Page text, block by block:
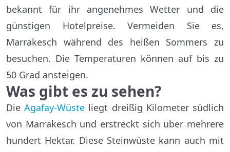
bekannt für ihr angenehmes Wetter und die
günstigen Hotelpreise. Vermeiden Sie es,
Marrakesch während des heißen Sommers zu
besuchen. Die Temperaturen können auf bis zu
50 Grad ansteigen.
Was gibt es zu sehen?
DieAgafay-Wüste liegt dreißig Kilometer südlich
von Marrakesch und erstreckt sich über mehrere
hundert Hektar. Diese Steinwüste kann auch mit